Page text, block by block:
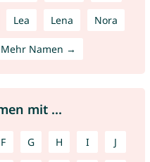
Lea Lena Nora
Mehr Namen →
mit ...
F G H I J